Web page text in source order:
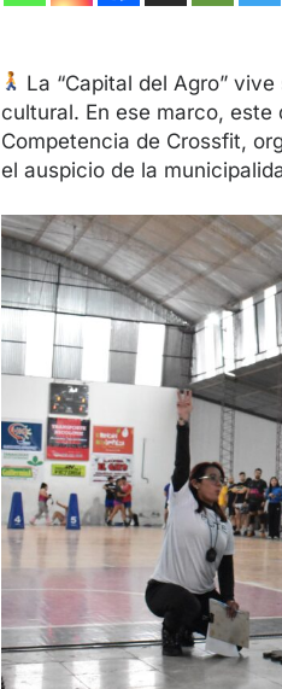
La “Capital del Agro”
cultural. En ese marco, este
Competencia de Crossfit,
el auspicio de la